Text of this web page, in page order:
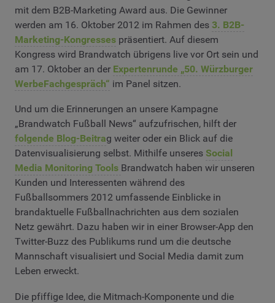
mit dem B2B-Marketing Award aus. Die Gewinner
werden am 16. Oktober 2012 im Rahmen des 3. B2B-
Marketing-Kongresses präsentiert. Auf diesem
Kongress wird Brandwatch übrigens live vor Ort sein und
am 17. Oktober an der Expertenrunde „50. Würzburger
WerbeFachgespräch“ im Panel sitzen.
Und um die Erinnerungen an unsere Kampagne
„Brandwatch Fußball News“ aufzufrischen, hilft der
folgende Blog-Beitrag weiter oder ein Blick auf die
Datenvisualisierung selbst. Mithilfe unseres Social
Media Monitoring Tools Brandwatch haben wir unseren
Kunden und Interessenten während des
Fußballsommers 2012 umfassende Einblicke in
brandaktuelle Fußballnachrichten aus dem sozialen
Netz gewährt. Dazu haben wir in einer Browser-App den
Twitter-Buzz des Publikums rund um die deutsche
Mannschaft visualisiert und Social Media damit zum
Leben erweckt.
Die pfiffige Idee, die Mitmach-Komponente und die